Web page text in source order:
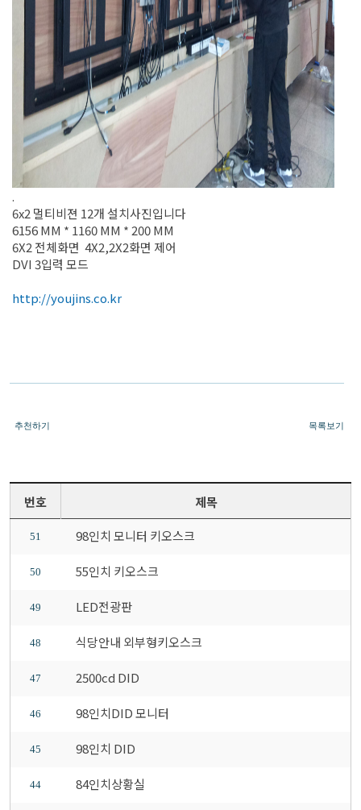
.
6x2 멀티비젼 12개 설치사진입니다
6156 MM * 1160 MM * 200 MM
6X2 전체화면 4X2,2X2화면 제어
DVI 3입력 모드
http://youjins.co.kr
추천하기 목록보기
번호 제목
51 98인치 모니터 키오스크
50 55인치 키오스크
49 LED전광판
48 식당안내 외부형키오스크
47 2500cd DID
46 98인치DID 모니터
45 98인치 DID
44 84인치상황실